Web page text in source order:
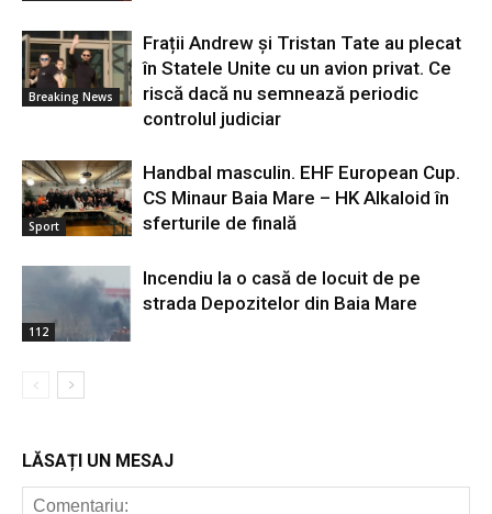
Breaking News
Frații Andrew și Tristan Tate au plecat
în Statele Unite cu un avion privat. Ce
riscă dacă nu semnează periodic
controlul judiciar
Sport
Handbal masculin. EHF European Cup.
CS Minaur Baia Mare – HK Alkaloid în
sferturile de finală
112
Incendiu la o casă de locuit de pe
strada Depozitelor din Baia Mare
LĂSAȚI UN MESAJ